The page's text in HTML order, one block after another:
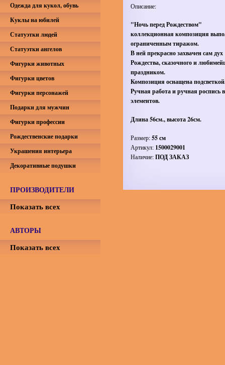
Описание:
"Ночь перед Рождеством"
коллекционная композиция
ограниченным тиражом.
В ней прекрасно захвачен сам дух
Рождества, сказочного и
праздником.
Композиция оснащена
Ручная работа и ручная роспись
элементов.
Длина 56см., высота 26см.
Размер:55 см
Артикул: 1500029001
Наличие:ПОД ЗАКАЗ
Одежда для кукол, обувь
Куклы на юбилей
Статуэтки людей
Статуэтки ангелов
Фигурки животных
Фигурки цветов
Фигурки персонажей
Подарки для мужчин
Фигурки профессии
Рождественские подарки
Украшения интерьера
Декоративные подушки
ПРОИЗВОДИТЕЛИ
Показать всех
АВТОРЫ
Показать всех